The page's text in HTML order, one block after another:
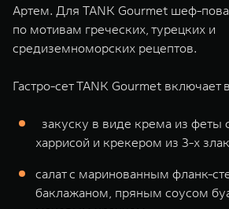
Артем. Для TANK Gourmet шеф-
по мотивам греческих, турецких и
средиземноморских рецептов.
Гастро-сет TANK Gourmet включает
закуску в виде крема из феты
харрисой и крекером из 3-х
салат с маринованным фланк-
баклажаном, пряным соусом